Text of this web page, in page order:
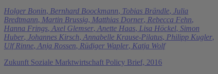
Holger Bonin, Bernhard Boockmann, Tobias Brändle, Julia
Bredtmann, Martin Brussig, Matthias Dorner, Rebecca Fehn,
Hanna Frings, Axel Glemser, Anette Haas, Lisa Höckel, Simon
Huber, Johannes Kirsch, Annabelle Krause-Pilatus, Philipp Kugler,
Ulf Rinne, Anja Rossen, Rüdiger Wapler, Katja Wolf
Zukunft Soziale Marktwirtschaft Policy Brief, 2016